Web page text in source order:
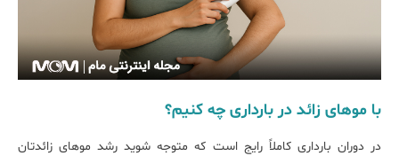
با موهای زائد در بارداری چه کنیم؟
در دوران بارداری کاملاً رایج است که متوجه شوید رشد موهای زائد‌تان